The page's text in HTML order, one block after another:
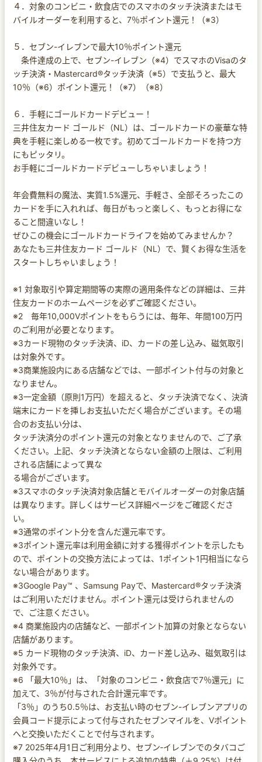
４．対象のコンビニ・飲食店でのスマホのタッチ決済またはモ
バイルオーダーを利用すると、7％ポイント還元！（※3）
５．セブン-イレブンで最大10％ポイント還元
条件達成の上で、セブン-イレブン（※4）でスマホのVisaのタ
ッチ決済・Mastercard®タッチ決済（※5）で支払うと、最大
10％（※6）ポイント還元！（※7）（※8）
６．手軽にゴールドカードデビュー！
三井住友カード ゴールド（NL）は、ゴールドカードの豪華な特
典を手軽に楽しめる一枚です。初めてゴールドカードを持つ方
にもピッタリ。
お手軽にゴールドカードデビューしちゃいましょう！
年会費無料の魔法、実質1.5%還元、手軽さ、全部そろったこの
カードを手に入れれば、毎日がもっと楽しく、もっとお得にな
ること間違いなし！
ぜひこの機会にゴールドカードライフを始めてみませんか？
あなたも三井住友カード ゴールド（NL）で、賢くお得な生活を
スタートしちゃいましょう！
※1 対象取引や算定期間等の実際の適用条件などの詳細は、三井
住友カードのホームページを必ずご確認ください。
※2 毎年10,000Vポイントをもらうには、毎年、年間100万円
のご利用が必要となります。
※3カード現物のタッチ決済、iD、カードの差し込み、磁気取引
は対象外です。
※3商業施設内にある店舗などでは、一部ポイント付与の対象と
なりません。
※3一定金額（原則1万円）を超えると、タッチ決済でなく、決済
端末にカードを挿しお支払いただく場合がございます。その場
合のお支払い分は、
タッチ決済分のポイント還元の対象となりませんので、ご了承
ください。上記、タッチ決済とならない金額の上限は、ご利用
される店舗によって異な
る場合がございます。
※3スマホのタッチ決済対象店舗とモバイルオーダーの対象店舗
は異なります。詳しくはサービス詳細ページをご確認くださ
い。
※3通常のポイント分を含んだ還元率です。
※3ポイント還元率は利用金額に対する獲得ポイントを示したも
ので、ポイントの交換方法によっては、1ポイント1円相当になら
ない場合があります。
※3Google Pay™ 、Samsung Payで、Mastercard®タッチ決済
はご利用いただけません。ポイント還元は受けられませんの
で、ご注意ください。
※4 商業施設内の店舗など、一部ポイント加算の対象とならない
店舗があります。
※5 カード現物のタッチ決済、iD、カード差し込み、磁気取引は
対象外です。
※6 「最大10％」は、「対象のコンビニ・飲食店で7％還元」に
加えて、3％が付与された合計還元率です。
「3％」のうち0.5％は、お支払い時のセブン-イレブンアプリの
会員コード提示によって付与されたセブンマイルを、Vポイント
へと交換いただくことで付与されます。
※7 2025年4月1日ご利用分より、セブン‐イレブンでのタバコご